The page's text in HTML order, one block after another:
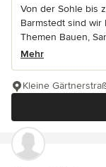
Von der Sohle bis
Barmstedt sind
Themen Bauen,
Mehr
Kleine